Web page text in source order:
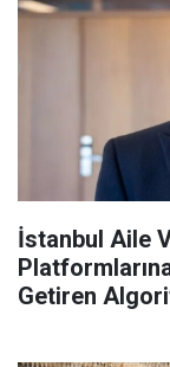
İstanbul Aile
Getiren